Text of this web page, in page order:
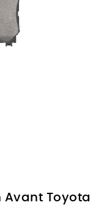
Avant Toyota